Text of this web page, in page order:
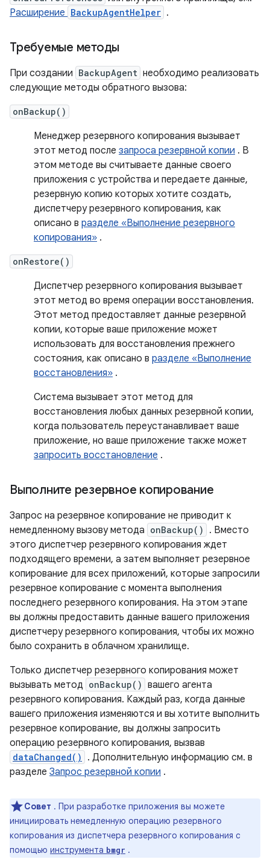
Расширение BackupAgentHelper .
Требуемые методы
При создании BackupAgent необходимо реализовать
следующие методы обратного вызова:
onBackup()
Менеджер резервного копирования вызывает
этот метод после запроса резервной копии . В
этом методе вы считываете данные своего
приложения с устройства и передаете данные,
резервную копию которых хотите создать,
диспетчеру резервного копирования, как
описано в разделе «Выполнение резервного
копирования» .
onRestore()
Диспетчер резервного копирования вызывает
этот метод во время операции восстановления.
Этот метод предоставляет данные резервной
копии, которые ваше приложение может
использовать для восстановления прежнего
состояния, как описано в разделе «Выполнение
восстановления» .
Система вызывает этот метод для
восстановления любых данных резервной копии,
когда пользователь переустанавливает ваше
приложение, но ваше приложение также может
запросить восстановление .
Выполните резервное копирование
Запрос на резервное копирование не приводит к
немедленному вызову метода onBackup()
. Вместо
этого диспетчер резервного копирования ждет
подходящего времени, а затем выполняет резервное
копирование для всех приложений, которые запросили
резервное копирование с момента выполнения
последнего резервного копирования. На этом этапе
вы должны предоставить данные вашего приложения
диспетчеру резервного копирования, чтобы их можно
было сохранить в облачном хранилище.
Только диспетчер резервного копирования может
вызывать метод onBackup() вашего агента
резервного копирования. Каждый раз, когда данные
вашего приложения изменяются и вы хотите выполнить
резервное копирование, вы должны запросить
операцию резервного копирования, вызвав
dataChanged()
. Дополнительную информацию см. в
разделе Запрос резервной копии .
Совет . При разработке приложения вы можете
инициировать немедленную операцию резервного
копирования из диспетчера резервного копирования с
помощью инструмента bmgr .